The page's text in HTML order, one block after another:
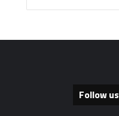
Follow us